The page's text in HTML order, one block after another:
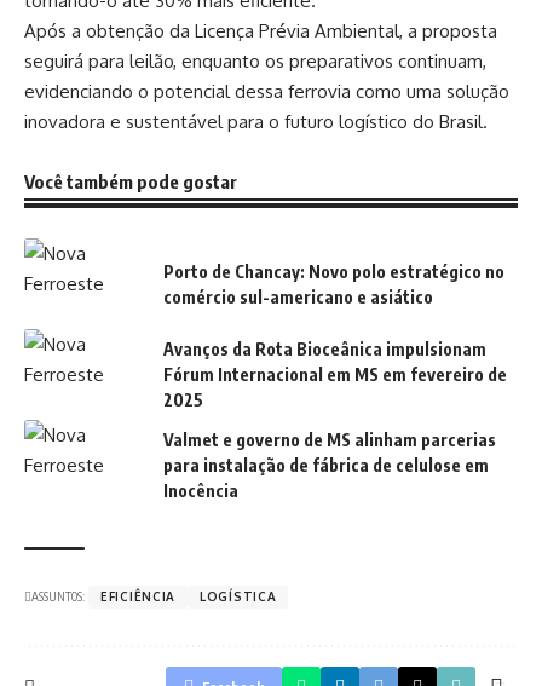
Após a obtenção da Licença Prévia Ambiental, a proposta
seguirá para leilão, enquanto os preparativos continuam,
evidenciando o potencial dessa ferrovia como uma solução
inovadora e sustentável para o futuro logístico do Brasil.
Você também pode gostar
Porto de Chancay: Novo polo estratégico no
comércio sul-americano e asiático
Avanços da Rota Bioceânica impulsionam
Fórum Internacional em MS em fevereiro de
2025
Valmet e governo de MS alinham parcerias
para instalação de fábrica de celulose em
Inocência
ASSUNTOS: EFICIÊNCIA LOGÍSTICA